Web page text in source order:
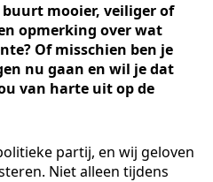
mooier, veiliger of
opmerking over wat
Of misschien ben je
nu gaan en wil je dat
van harte uit op de
partij, en wij geloven
Niet alleen tijdens